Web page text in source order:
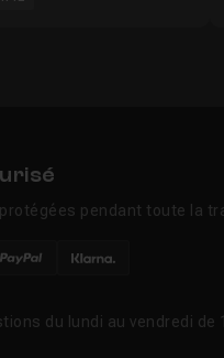
pendant toute la
du lundi au vendredi de